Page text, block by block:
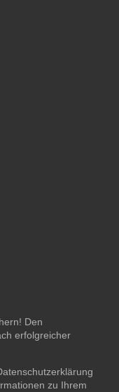
Den
erfolgreicher
zu Ihrem